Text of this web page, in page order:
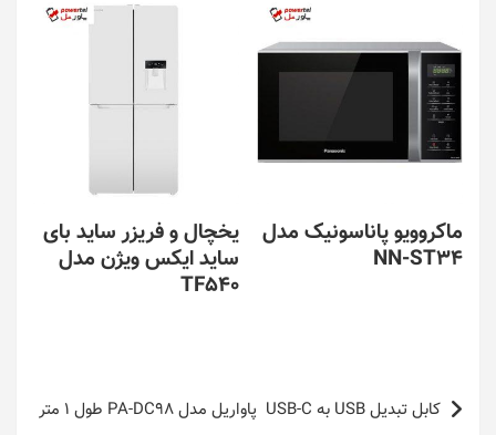
ماکروویو پاناسونیک مدل
NN-ST34
یخچال و فریزر ساید بای
ساید ایکس ویژن مدل
TF540
راهبریکابل تبدیل USB به USB-C پاواریل مدل PA-DC98 طول 1 متر